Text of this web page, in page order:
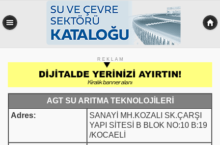
R E K L A M
AGT SU ARITMA TEKNOLOJİLERİ
Adres:
SANAYİ MH.KOZALI SK.ÇARŞI
YAPI SİTESİ B BLOK NO:10 B:19
/KOCAELİ